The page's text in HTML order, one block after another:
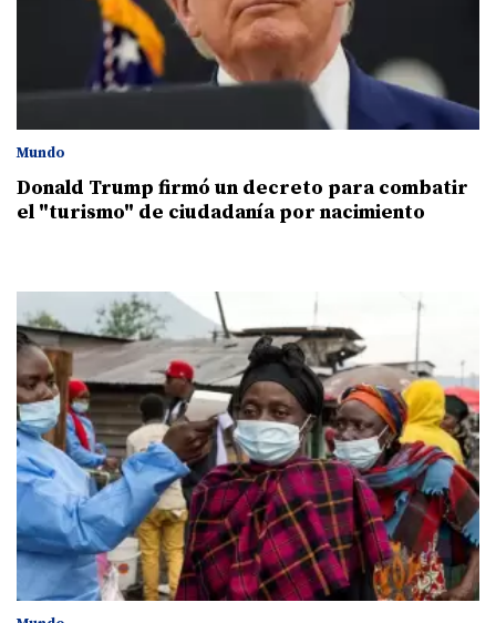
Mundo
Donald Trump firmó un decreto para combatir
el "turismo" de ciudadanía por nacimiento